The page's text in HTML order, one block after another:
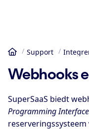
Home
Support
Webhooks
SuperSaaS biedt
Programming
reserveringssysteem